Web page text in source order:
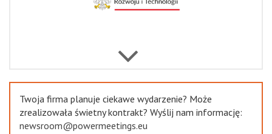
Twoja firma planuje ciekawe wydarzenie? Może
zrealizowała świetny kontrakt? Wyślij nam informację:
newsroom@powermeetings.eu